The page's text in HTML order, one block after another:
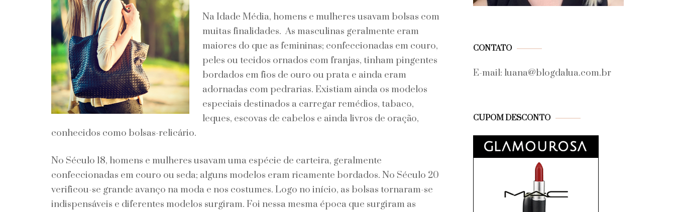
Na Idade Média, homens e mulheres usavam bolsas com
muitas finalidades. As masculinas geralmente eram
maiores do que as femininas; confeccionadas em couro,
peles ou tecidos ornados com franjas, tinham pingentes
bordados em fios de ouro ou prata e ainda eram
adornadas com pedrarias. Existiam ainda os modelos
especiais destinados a carregar remédios, tabaco,
leques, escovas de cabelos e ainda livros de oração,
conhecidos como bolsas-relicário.
No Século 18, homens e mulheres usavam uma espécie de carteira, geralmente
confeccionadas em couro ou seda; alguns modelos eram ricamente bordados. No Século 20
verificou-se grande avanço na moda e nos costumes. Logo no início, as bolsas tornaram-se
indispensáveis e diferentes modelos surgiram. Foi nessa mesma época que surgiram as
CONTATO
E-mail: luana@blogdalua.com.br
CUPOM DESCONTO